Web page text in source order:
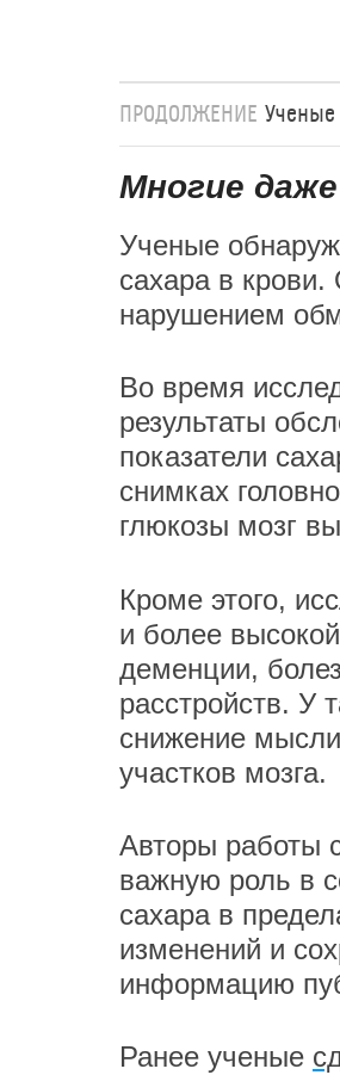
ПРОДОЛЖЕНИЕ Ученые
Многие
Ученые
сахара в
нарушением
Во время
результаты
показатели
снимках
глюкозы мозг
Кроме этого,
и более
деменции,
расстройств. У
снижение
участков мозга.
Авторы работы
важную роль в
сахара в
изменений и
информацию
Ранее ученые